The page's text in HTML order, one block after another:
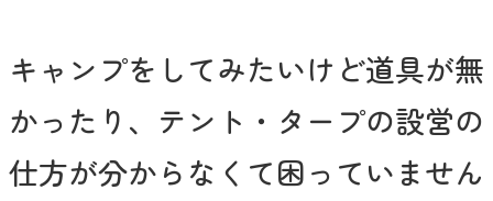
キャンプをしてみたいけど道具が無
かったり、テント・タープの設営の
仕方が分からなくて困っていません